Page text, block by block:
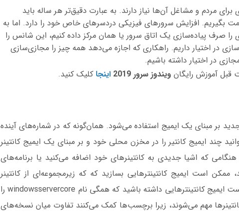
مردم و مشاغل آن‌ها نیاز دارند. به عبارت دقیق‌تر هر ساله باید
بگیریم. افزایش سرورهای فیزیکی دردسرهای خاص خود را دارد. اما به
صرف پیاده‌سازی یک اتاق سرور یا همان مرکز داده کنیم، این شانس را
در اختیار داریم. راهکاری که اجازه می‌دهد همه چیز را مجازی‌سازی
در اختیار داشته باشیم.
قبل آموزش رایگانویندوز سرور 2019 اینجا کلیک کنید.
بر مبنای یک ایمیج استفاده می‌شود. همان‌گونه که در شماره‌های آینده
چند ایمیج کانتیر را در مخزن محلی خود و بر مبنای یک ایمیج کانتینر
که اشیا جدیدی به کانتینرهای خود اضافه می‌کنید یا برنامه‌های
ممکن است ایمیج کانتینترهایی بسازید که که زیرمجموعه‌ای از کانتینر
موجود باشند. به‌طور مثال، ممکن است ایمیج کانتینترهایی داشته باشید که همگی نام windowsservercore را
مهم می‌شوند، زیرا برچسب‌ها کمک می‌کنند تفاوت میان نسخه‌های